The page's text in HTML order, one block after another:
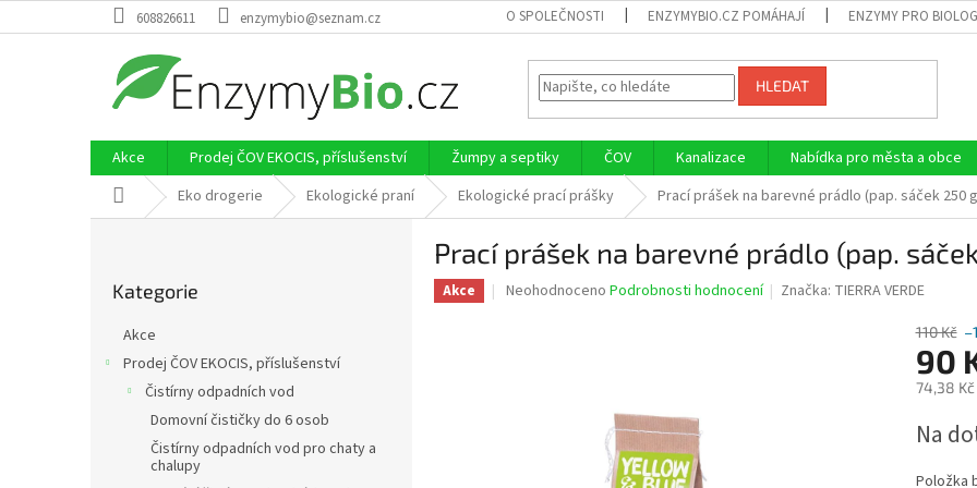
na
608826611 enzymybio@seznam.cz O SPOLEČNOSTI ENZYMYBIO.CZ POMÁHAJÍ ENZYMY PRO
HLEDAT
Akce Prodej ČOV EKOCIS, příslušenství Žumpy a septiky ČOV Kanalizace Nabídka pro města a obce
Domů Eko drogerie Ekologické praní Ekologické prací prášky Prací prášek na barevné prádlo (pap. sáček 250
kategorie
Kategorie
Akce
Prodej ČOV EKOCIS, příslušenství
Čistírny odpadních vod
Domovní čističky do 6 osob
Čistírny odpadních vod pro chaty a
chalupy
Prací prášek na barevné prádlo (pap.
Akce
Průměrné
Neohodnoceno Podrobnosti hodnocení Značka: TIERRA VERDE
110 Kč
90
74,38 Kč
cena:
Na
Položka